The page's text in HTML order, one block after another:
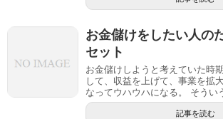
お金儲けをしたい人の
セット
お金儲けしようと考えていた時
して、収益を上げて、事業を拡
なってウハウハになる。 そうい
記事を読む